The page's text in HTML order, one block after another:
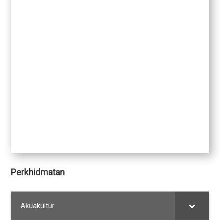
Perkhidmatan
Akuakultur